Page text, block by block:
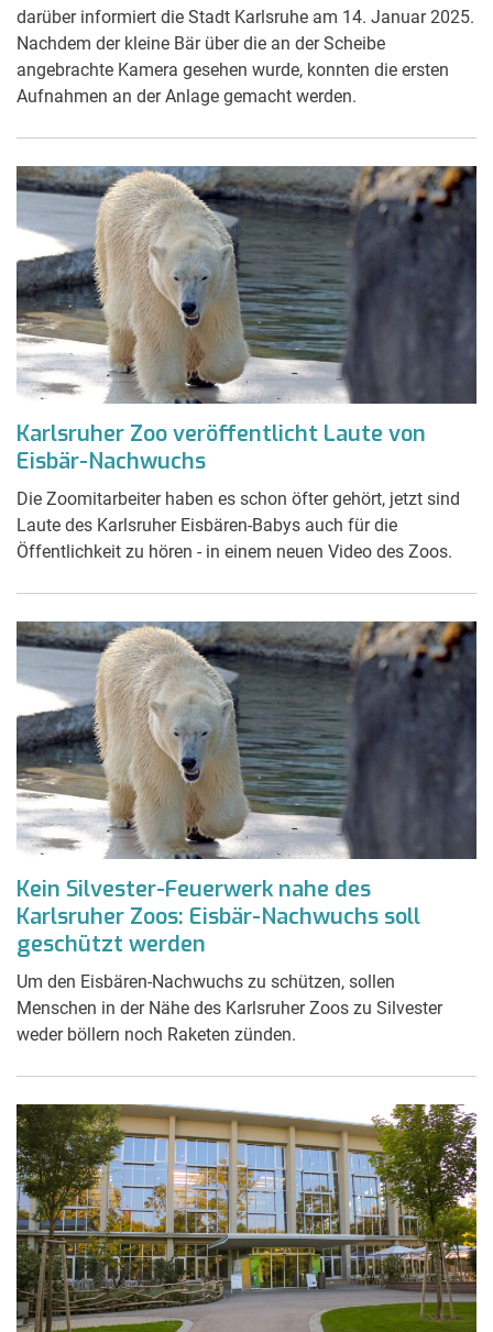
darüber informiert die Stadt Karlsruhe am 14. Januar 2025.
Nachdem der kleine Bär über die an der Scheibe
angebrachte Kamera gesehen wurde, konnten die ersten
Aufnahmen an der Anlage gemacht werden.
Karlsruher Zoo veröffentlicht Laute von
Eisbär-Nachwuchs
Die Zoomitarbeiter haben es schon öfter gehört, jetzt sind
Laute des Karlsruher Eisbären-Babys auch für die
Öffentlichkeit zu hören - in einem neuen Video des Zoos.
Kein Silvester-Feuerwerk nahe des
Karlsruher Zoos: Eisbär-Nachwuchs soll
geschützt werden
Um den Eisbären-Nachwuchs zu schützen, sollen
Menschen in der Nähe des Karlsruher Zoos zu Silvester
weder böllern noch Raketen zünden.